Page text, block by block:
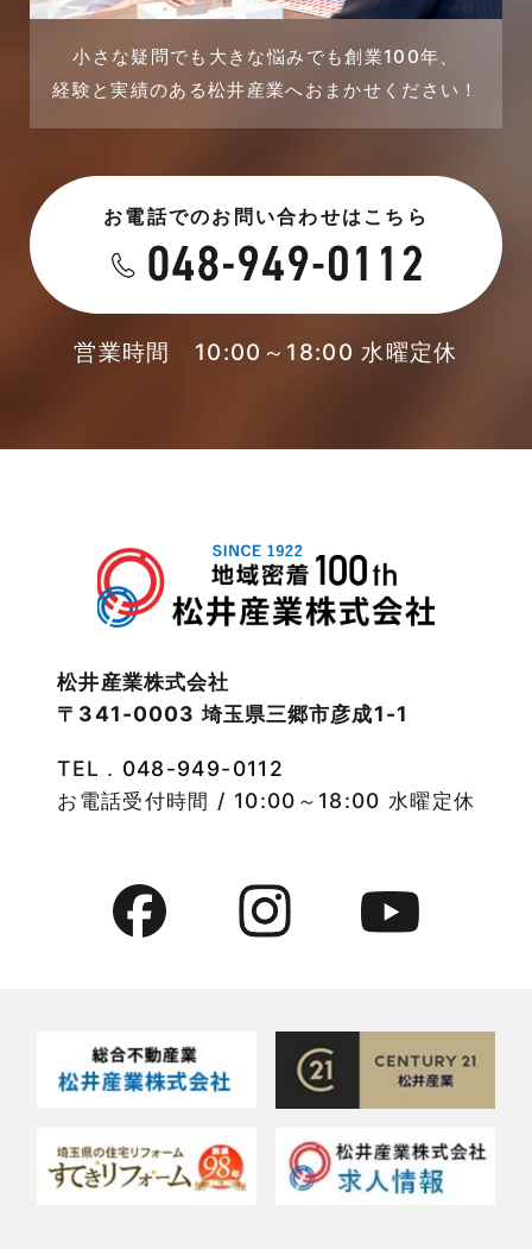
採用情報
未分類
未分類
本店-ブログ
東武スカイツリーライン
注文住宅施工事例
物件検索
物件特集
竹ノ塚店-ブログ
貸倉庫・その他
貸店舗活用事例
賃貸物件
2023年7月
2023年5月
2023年4月
2023年3月
2022年11月
2022年9月
2022年8月
2022年6月
2022年3月
2022年2月
小さな疑問でも大きな悩みでも創業100年、
経験と実績のある松井産業へおまかせください！
お電話でのお問い合わせはこちら
営業時間 10:00～18:00 水曜定休
松井産業株式会社
〒341-0003 埼玉県三郷市彦成1-1
TEL． 048-949-0112
お電話受付時間 / 10:00～18:00 水曜定休